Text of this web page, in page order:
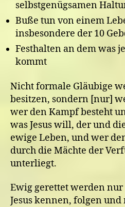
selbstgenügsamen
Buße tun von einem
insbesondere der 10
Festhalten an dem was
kommt
Nicht formale Gläubige
besitzen, sondern [nur]
wer den Kampf besteht
was Jesus will, der und
ewige Leben, und wer
durch die Mächte der
unterliegt.
Ewig gerettet werden
Jesus kennen, folgen